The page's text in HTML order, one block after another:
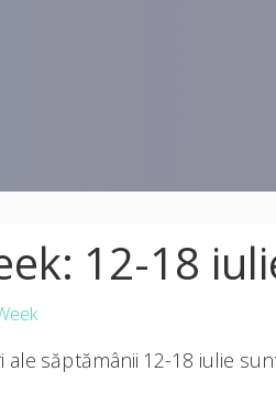
12-18
ale săptămânii 12-18 iulie